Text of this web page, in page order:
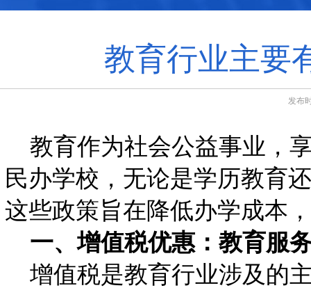
教育行业主要
发布
教育作为社会公益事业，
民办学校，无论是学历教育
这些政策旨在降低办学成本
一、增值税优惠：教育服
增值税是教育行业涉及的